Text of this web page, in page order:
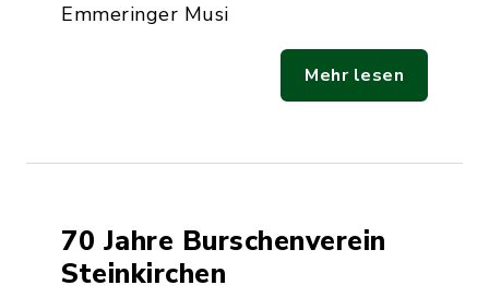
Emmeringer Musi
Mehr lesen
70 Jahre Burschenverein
Steinkirchen